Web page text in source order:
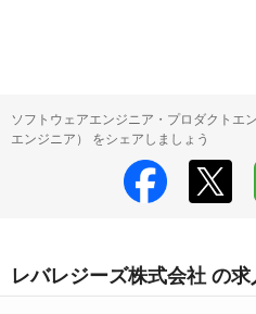
ソフトウェアエンジニア・プロダクトエ
エンジニア） をシェアしましょう
レバレジーズ株式会社 の求